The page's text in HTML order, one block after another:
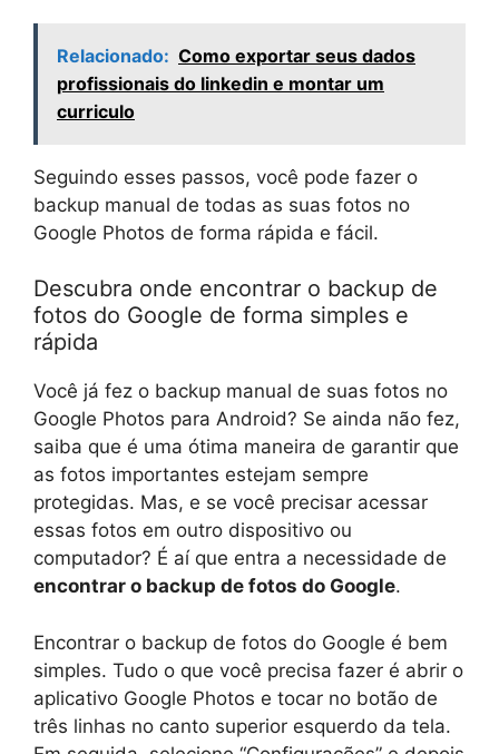
Relacionado: Como exportar seus dados
profissionais do linkedin e montar um
curriculo
Seguindo esses passos, você pode fazer o
backup manual de todas as suas fotos no
Google Photos de forma rápida e fácil.
Descubra onde encontrar o backup de
fotos do Google de forma simples e
rápida
Você já fez o backup manual de suas fotos no
Google Photos para Android? Se ainda não fez,
saiba que é uma ótima maneira de garantir que
as fotos importantes estejam sempre
protegidas. Mas, e se você precisar acessar
essas fotos em outro dispositivo ou
computador? É aí que entra a necessidade de
encontrar o backup de fotos do Google.
Encontrar o backup de fotos do Google é bem
simples. Tudo o que você precisa fazer é abrir o
aplicativo Google Photos e tocar no botão de
três linhas no canto superior esquerdo da tela.